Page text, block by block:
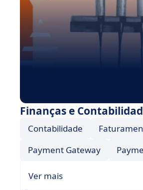
Finanças e
Contabilidade
Payment Gateway
Ver mais